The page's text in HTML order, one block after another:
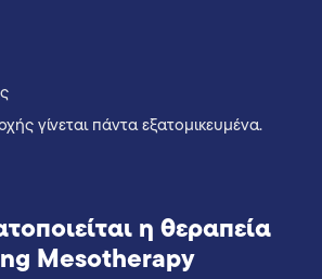
γίνεται πάντα εξατομικευμένα.
η θεραπεία
Mesotherapy